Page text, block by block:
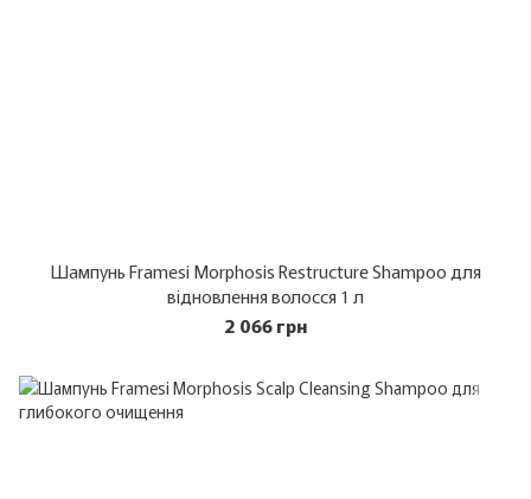
Шампунь Framesi Morphosis Restructure Shampoo для
відновлення волосся 1 л
2 066 грн